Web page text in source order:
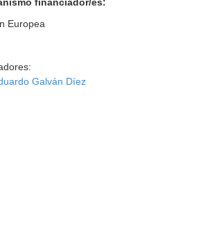
Europea
Galván Díez